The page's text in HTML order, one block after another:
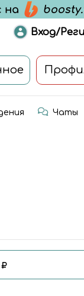
Вход/
Чаты